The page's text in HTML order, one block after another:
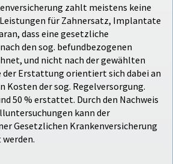
zahlt meistens keine
für Zahnersatz, Implantate
dass eine gesetzliche
den sog. befundbezogenen
und nicht nach der gewählten
der Erstattung orientiert sich dabei an
Kosten der sog. Regelversorgung.
50 % erstattet. Durch den Nachweis
kann der
Gesetzlichen Krankenversicherung